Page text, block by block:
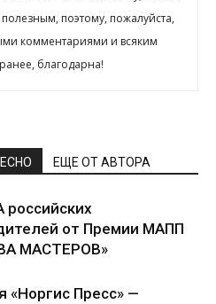
поэтому, пожалуйста,
комментариями и всяким
благодарна!
ЕЩЕ ОТ АВТОРА
от Премии МАПП
МАСТЕРОВ»
«Норгис Пресс» —